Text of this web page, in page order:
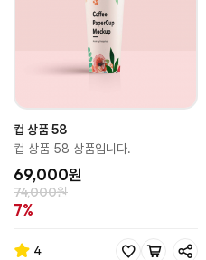
컵 상품 58
컵 상품 58 상품입니다.
69,000원
74,000원
7%
4